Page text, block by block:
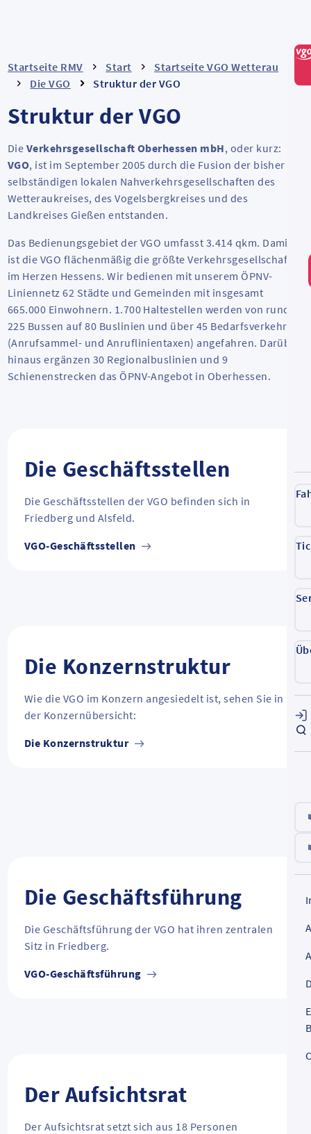
Startseite RMV Start
Startseite VGO Wetterau
Die VGO
Struktur der VGO
Struktur der VGO
Die Verkehrsgesellschaft Oberhessen mbH, oder kurz:
VGO, ist im September 2005 durch die Fusion der bisher
selbständigen lokalen Nahverkehrsgesellschaften des
Wetteraukreises, des Vogelsbergkreises und des
Landkreises Gießen entstanden.
Das Bedienungsgebiet der VGO umfasst 3.414 qkm. Damit
ist die VGO flächenmäßig die größte Verkehrsgesellschaft
im Herzen Hessens. Wir bedienen mit unserem ÖPNV-
Liniennetz 62 Städte und Gemeinden mit insgesamt
665.000 Einwohnern. 1.700 Haltestellen werden von rund
225 Bussen auf 80 Buslinien und über 45 Bedarfsverkehren
(Anrufsammel- und Anruflinientaxen) angefahren. Darüber
hinaus ergänzen 30 Regionalbuslinien und 9
Schienenstrecken das ÖPNV-Angebot in Oberhessen.
Die Geschäftsstellen
Die Geschäftsstellen der VGO befinden sich in
Friedberg und Alsfeld.
VGO-Geschäftsstellen
Die Konzernstruktur
Wie die VGO im Konzern angesiedelt ist, sehen Sie in
der Konzernübersicht:
Die Konzernstruktur
Die Geschäftsführung
Die Geschäftsführung der VGO hat ihren zentralen
Sitz in Friedberg.
VGO-Geschäftsführung
Der Aufsichtsrat
Der Aufsichtsrat setzt sich aus 18 Personen